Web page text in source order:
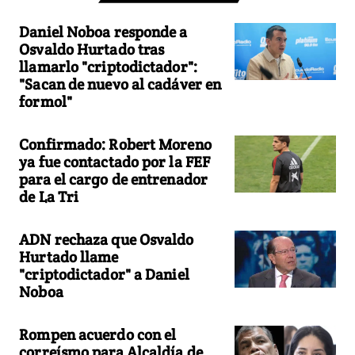
Daniel Noboa responde a
Osvaldo Hurtado tras
llamarlo "criptodictador":
"Sacan de nuevo al cadáver en
formol"
Confirmado: Robert Moreno
ya fue contactado por la FEF
para el cargo de entrenador
de La Tri
ADN rechaza que Osvaldo
Hurtado llame
"criptodictador" a Daniel
Noboa
Rompen acuerdo con el